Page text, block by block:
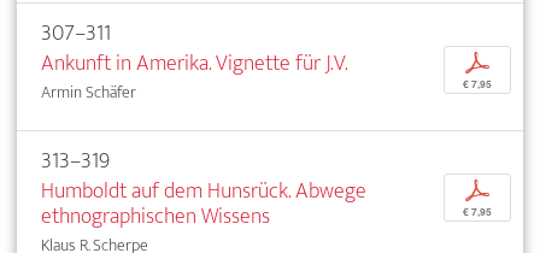
307–311
Ankunft in Amerika. Vignette für J.V.
Armin Schäfer
p
€ 7,95
313–319
Humboldt auf dem Hunsrück. Abwege
ethnographischen Wissens
Klaus R. Scherpe
p
€ 7,95